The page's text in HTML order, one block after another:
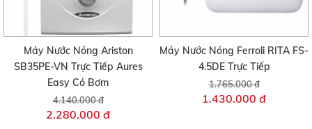
Máy Nước Nóng Ariston
SB35PE-VN Trực Tiếp Aures
Easy Có Bơm
4.140.000 đ
2.280.000 đ
Máy Nước Nóng Ferroli RITA FS-
4.5DE Trực Tiếp
1.765.000 đ
1.430.000 đ